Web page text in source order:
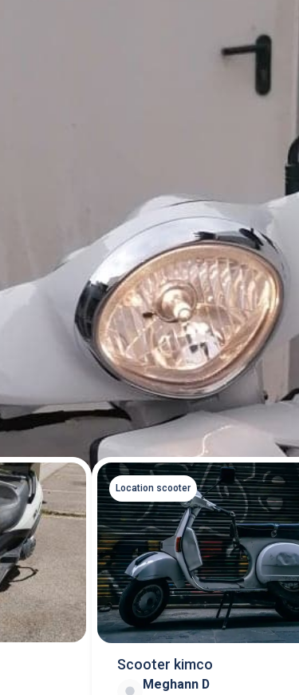
Location scooter
Scooter kimco
Meghann D